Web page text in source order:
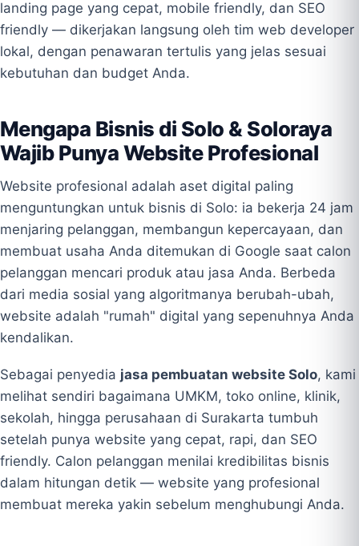
landing page yang cepat, mobile friendly, dan SEO
friendly — dikerjakan langsung oleh tim web developer
lokal, dengan penawaran tertulis yang jelas sesuai
kebutuhan dan budget Anda.
Mengapa Bisnis di Solo & Soloraya
Wajib Punya Website Profesional
Website profesional adalah aset digital paling
menguntungkan untuk bisnis di Solo: ia bekerja 24 jam
menjaring pelanggan, membangun kepercayaan, dan
membuat usaha Anda ditemukan di Google saat calon
pelanggan mencari produk atau jasa Anda. Berbeda
dari media sosial yang algoritmanya berubah-ubah,
website adalah "rumah" digital yang sepenuhnya Anda
kendalikan.
Sebagai penyedia jasa pembuatan website Solo, kami
melihat sendiri bagaimana UMKM, toko online, klinik,
sekolah, hingga perusahaan di Surakarta tumbuh
setelah punya website yang cepat, rapi, dan SEO
friendly. Calon pelanggan menilai kredibilitas bisnis
dalam hitungan detik — website yang profesional
membuat mereka yakin sebelum menghubungi Anda.